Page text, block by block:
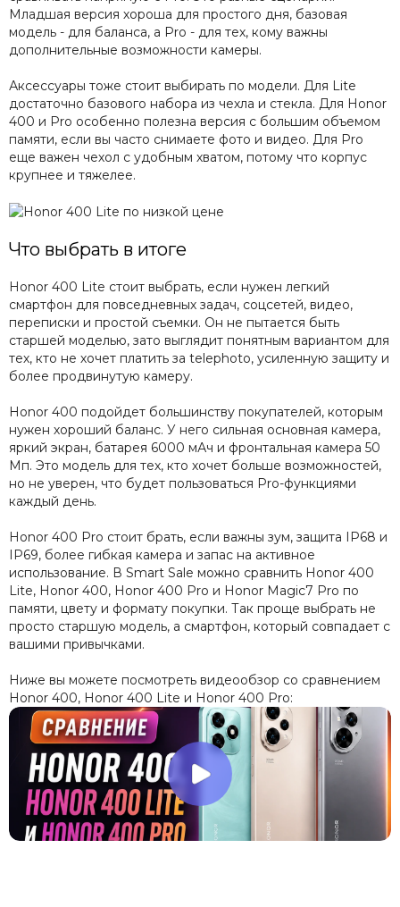
Младшая версия хороша для простого дня, базовая
модель - для баланса, а Pro - для тех, кому важны
дополнительные возможности камеры.
Аксессуары тоже стоит выбирать по модели. Для Lite
достаточно базового набора из чехла и стекла. Для Honor
400 и Pro особенно полезна версия с большим объемом
памяти, если вы часто снимаете фото и видео. Для Pro
еще важен чехол с удобным хватом, потому что корпус
крупнее и тяжелее.
Что выбрать в итоге
Honor 400 Lite стоит выбрать, если нужен легкий
смартфон для повседневных задач, соцсетей, видео,
переписки и простой съемки. Он не пытается быть
старшей моделью, зато выглядит понятным вариантом для
тех, кто не хочет платить за telephoto, усиленную защиту и
более продвинутую камеру.
Honor 400 подойдет большинству покупателей, которым
нужен хороший баланс. У него сильная основная камера,
яркий экран, батарея 6000 мАч и фронтальная камера 50
Мп. Это модель для тех, кто хочет больше возможностей,
но не уверен, что будет пользоваться Pro-функциями
каждый день.
Honor 400 Pro стоит брать, если важны зум, защита IP68 и
IP69, более гибкая камера и запас на активное
использование. В Smart Sale можно сравнить Honor 400
Lite, Honor 400, Honor 400 Pro и Honor Magic7 Pro по
памяти, цвету и формату покупки. Так проще выбрать не
просто старшую модель, а смартфон, который совпадает с
вашими привычками.
Ниже вы можете посмотреть видеообзор со сравнением
Honor 400, Honor 400 Lite и Honor 400 Pro: